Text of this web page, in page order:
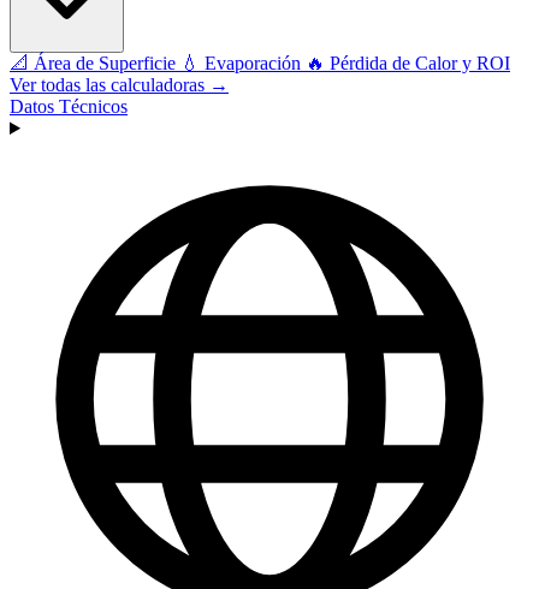
📐 Área de Superficie 💧 Evaporación 🔥 Pérdida de Calor y ROI
Ver todas las calculadoras →
Datos Técnicos